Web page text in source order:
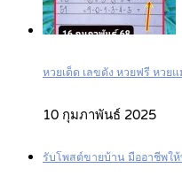
หวยเด็ด เลขดัง หวยฟรี หว
10 กุมภาพันธ์ 2025
รับโพสต์ขายบ้าน มืออาชีพใ